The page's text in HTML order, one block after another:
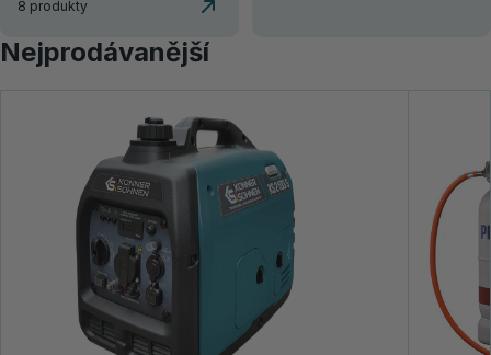
8 produkty
Nejprodávanější